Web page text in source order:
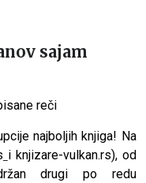
sajam
reči
najboljih knjiga! Na
i knjizare-vulkan.rs), od
drugi po redu